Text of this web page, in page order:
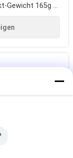
Gewicht 165g ...
Hautpflege-